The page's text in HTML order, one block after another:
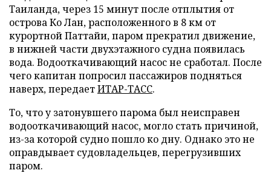
Таиланда, через 15 минут после отплытия от
острова Ко Лан, расположенного в 8 км от
курортной Паттайи, паром прекратил движение,
в нижней части двухэтажного судна появилась
вода. Водооткачивающий насос не сработал. После
чего капитан попросил пассажиров подняться
наверх, передаетИТАР-ТАСС.
То, что у затонувшего парома был неисправен
водооткачивающий насос, могло стать причиной,
из-за которой судно пошло ко дну. Однако это не
оправдывает судовладельцев, перегрузивших
паром.